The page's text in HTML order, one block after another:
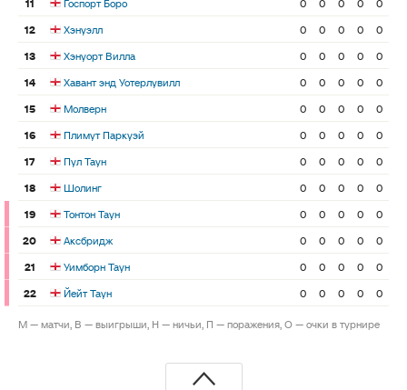
11
Госпорт Боро 0 0 0 0
0
12
Хэнуэлл 0 0 0 0
0
13
Хэнуорт Вилла 0 0 0 0
0
14
Хавант энд Уотерлувилл 0 0 0 0
0
15
Молверн 0 0 0 0
0
16
Плимут Паркуэй 0 0 0 0
0
17
Пул Таун 0 0 0 0
0
18
Шолинг 0 0 0 0
0
19
Тонтон Таун 0 0 0 0
0
20
Аксбридж 0 0 0 0
0
21
Уимборн Таун 0 0 0 0
0
22
Йейт Таун 0 0 0 0 0
М — матчи, В — выигрыши, Н — ничьи, П — поражения, О — очки в турнире